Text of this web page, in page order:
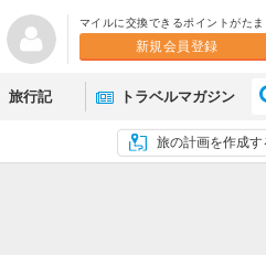
マイルに交換できるポイントがたま
新規会員登録
旅行記 トラベルマガジン
旅の計画を作成す